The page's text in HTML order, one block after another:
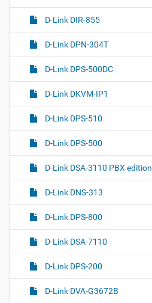
D-Link DIR-855
D-Link DPN-304T
D-Link DPS-500DC
D-Link DKVM-IP1
D-Link DPS-510
D-Link DPS-500
D-Link DSA-3110 PBX edition
D-Link DNS-313
D-Link DPS-800
D-Link DSA-7110
D-Link DPS-200
D-Link DVA-G3672B